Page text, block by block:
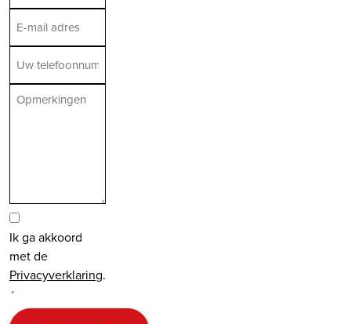
mailadres
Opmerkingen
Toestemming
*
Ik ga akkoord
met de
Privacyverklaring.
*
CAPTCHA